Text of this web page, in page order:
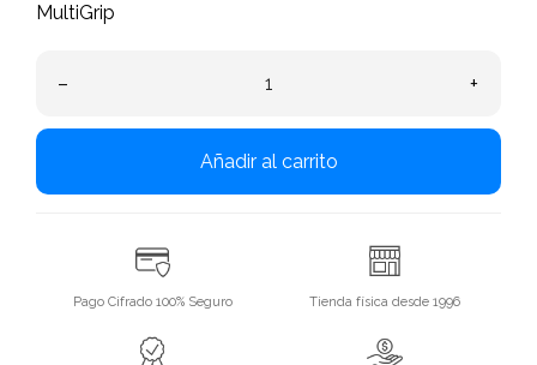
MultiGrip
– +
Añadir al carrito
Pago Cifrado 100% Seguro Tienda física desde 1996